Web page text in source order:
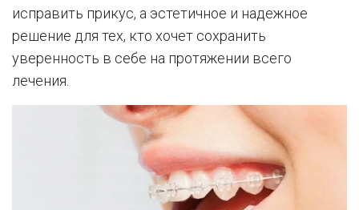
исправить прикус, а эстетичное и надежное
решение для тех, кто хочет сохранить
уверенность в себе на протяжении всего
лечения.